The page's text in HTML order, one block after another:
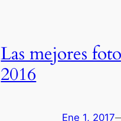
Las mejores
2016
Ene 1, 2017